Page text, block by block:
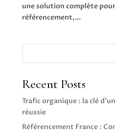
une solution complète
référencement,...
Recent Posts
Trafic organique : la clé
réussie
Référencement France :